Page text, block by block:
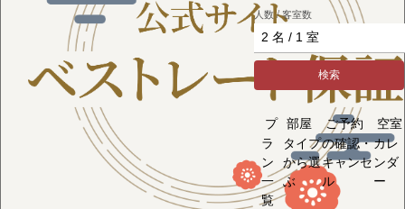
人数 / 客室数
検索
プ
ラ
ン
一
覧
部屋
タイプ
から選
ぶ
ご予約
の確認・
キャンセ
ル
空室
カレ
ンダ
ー